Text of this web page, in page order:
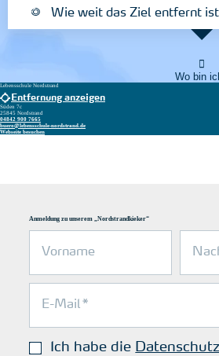
Wo bin
Wie weit das Ziel entfernt ist
Lebensschule Nordstrand
Entfernung anzeigen
Süden 7c
25845 Nordstrand
04842 900 7665
buero@lebensschule-nordstrand.de
Webseite besuchen
Anmeldung zu unserem „Nordstrandkieker“
Ich habe die